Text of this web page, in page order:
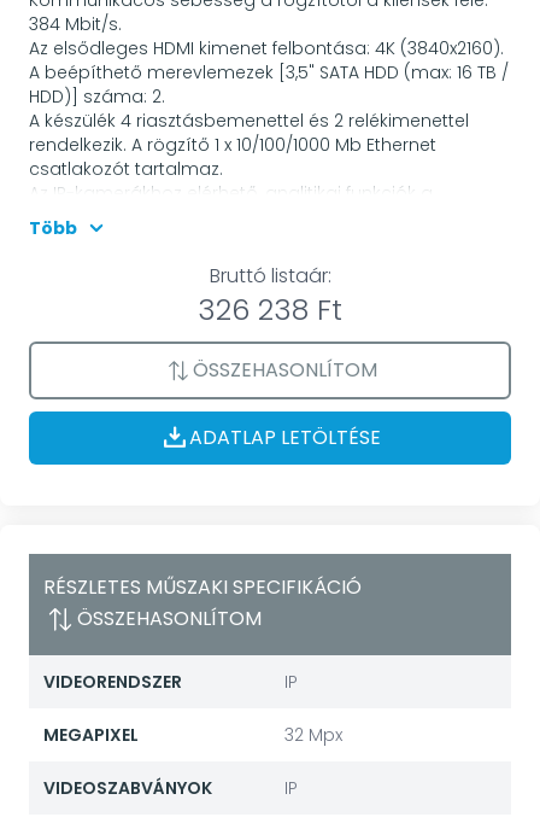
384 Mbit/s.
Az elsődleges HDMI kimenet felbontása: 4K (3840x2160).
A beépíthető merevlemezek [3,5" SATA HDD (max: 16 TB /
HDD)] száma: 2.
A készülék 4 riasztásbemenettel és 2 relékimenettel
rendelkezik. A rögzítő 1 x 10/100/1000 Mb Ethernet
csatlakozót tartalmaz.
Az IP-kamerákhoz elérhető, analitikai funkciók a
következők: vonalátlépés, területfigyelés, arcegyezés,
objektumazonosítás, objektumszámlálás,
személyszámlálás, rendszámfelismerés. A rögzítő az
arcfelismerő kamerákat is támogatja. Összesen 4
csatornán, az arra alkalmas kamerák nélkül is elérhetők
a következő intelligens funkciók: arcdetektálás,
objektumszűrés.
Kiegészítő információ:
RS-232 csatlakozóval rendelkezik
Több
Bruttó listaár:
326 238 Ft
ÖSSZEHASONLÍTOM
ADATLAP LETÖLTÉSE
RÉSZLETES MŰSZAKI SPECIFIKÁCIÓ
ÖSSZEHASONLÍTOM
VIDEORENDSZER IP
MEGAPIXEL 32 Mpx
VIDEOSZABVÁNYOK IP